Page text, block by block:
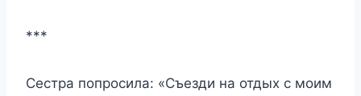
***
Сестра попросила: «Съезди на отдых с моим